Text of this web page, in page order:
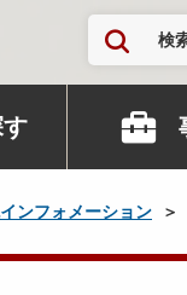
検
ンフォメーション